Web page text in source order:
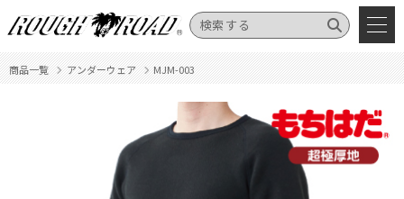
商品一覧 アンダーウェア MJM-003